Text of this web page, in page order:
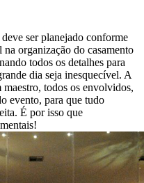
ser planejado conforme
organização do casamento
todos os detalhes para
dia seja inesquecível. A
todos os envolvidos,
evento, para que tudo
É por isso que